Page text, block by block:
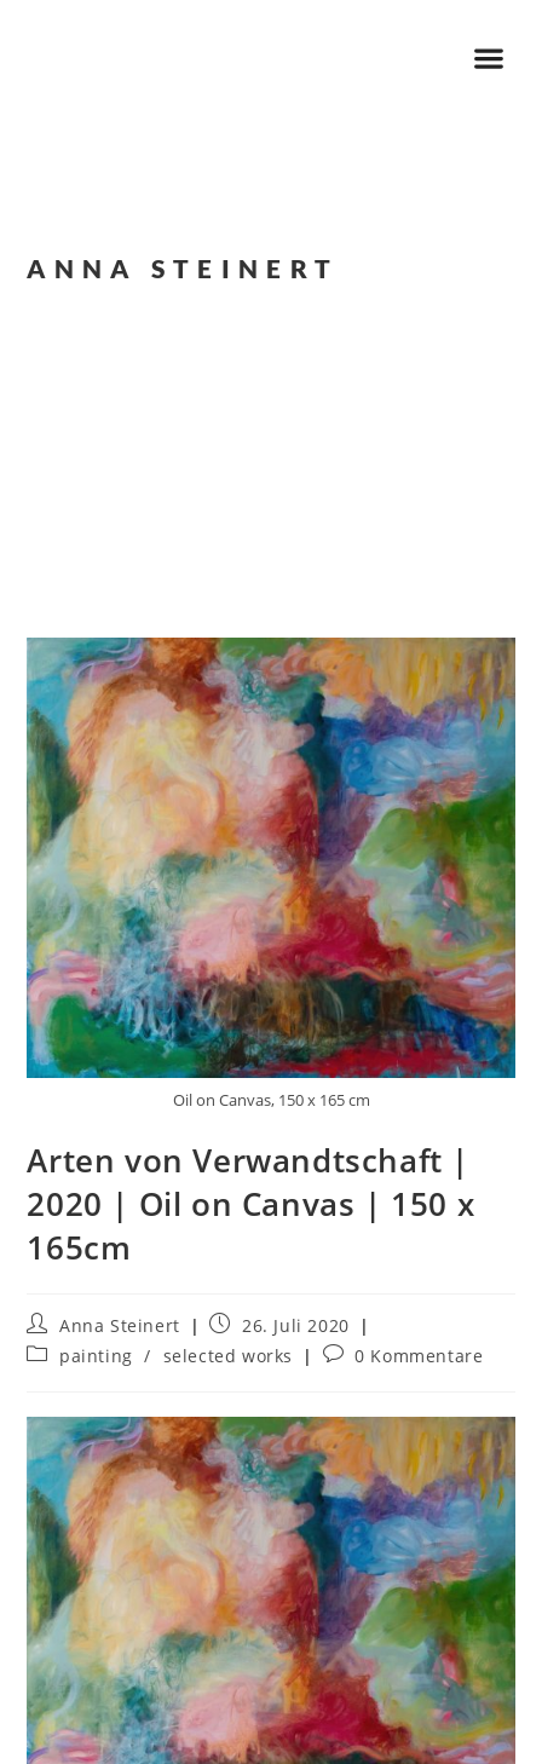
ANNA STEINERT
Oil on Canvas, 150 x 165 cm
Arten von Verwandtschaft |
2020 | Oil on Canvas | 150 x
165cm
Anna Steinert
26. Juli 2020
painting / selected works 0 Kommentare